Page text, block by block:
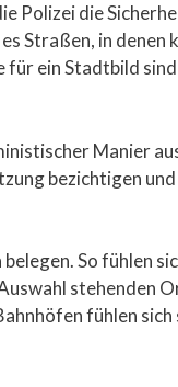
Polizei die
Straßen, in denen
ein Stadtbild
Manier
bezichtigen
So fühlen
stehenden
fühlen